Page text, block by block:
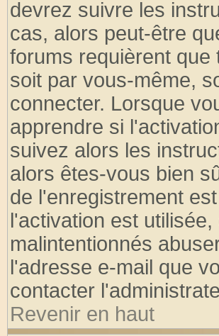
devrez suivre les
cas, alors peut-être
forums requièrent
soit par vous-même,
connecter. Lorsque
apprendre si
suivez alors les
alors êtes-vous bien
de l'enregistrement
l'activation est
malintentionnés
l'adresse e-mail que
contacter
Revenir en haut